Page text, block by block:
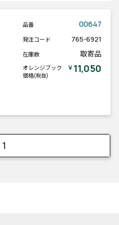
品番 00647
発注コード 765-6921
在庫数 取寄品
オレンジブック
価格(税抜)
￥11,050
1